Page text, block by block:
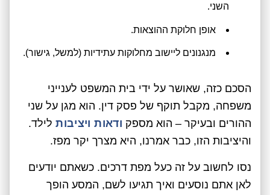
השני.
אופן חלוקת ההוצאות.
מנגנונים ליישוב מחלוקות עתידיות (למשל, גישור).
הסכם כזה, שאושר על ידי בית המשפט לענייני
משפחה, מקבל תוקף של פסק דין. הוא מגן על שני
ההורים ובעיקר – הוא מספק ודאות ויציבותלילד.
והיציבות הזו, כבר אמרנו, היא מצרך יקר מפז.
נסו לחשוב על זה כעל מפת דרכים. כשאתם יודעים
לאן אתם נוסעים ואיך תגיעו לשם, המסע הופך